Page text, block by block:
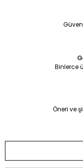
Binlerce
Öneri ve